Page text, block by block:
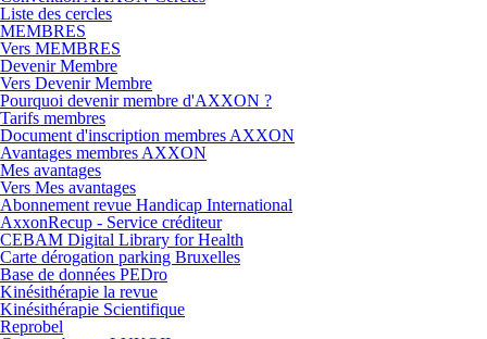
Liste des cercles
MEMBRES
Vers MEMBRES
Devenir Membre
Vers Devenir Membre
Pourquoi devenir membre d'AXXON ?
Tarifs membres
Document d'inscription membres AXXON
Avantages membres AXXON
Mes avantages
Vers Mes avantages
Abonnement revue Handicap International
AxxonRecup - Service créditeur
CEBAM Digital Library for Health
Carte dérogation parking Bruxelles
Base de données PEDro
Kinésithérapie la revue
Kinésithérapie Scientifique
Reprobel